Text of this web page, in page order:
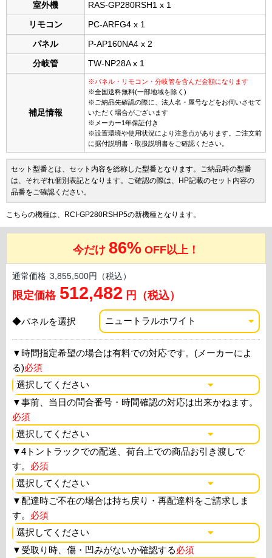
室外機 RAS-GP280RSH1 x 1
リモコン PC-ARFG4 x 1
パネル P-AP160NA4 x 2
分岐管 TW-NP28A x 1
補足情報
※パネル・リモコン・分岐管を含んだ金額になります
※全国送料無料(一部地域を除く)
※ご納品先確認の際に、法人名・屋号などをお伺いさせて
いただく場合がございます
※メーカー1年保証付き
※設置環境や使用状況により注意点があります。ご注文前
に据付説明書・取扱説明書をご確認ください。
セット型番とは、セット内容を総称した型番となります。ご納品時の型番
は、それぞれ個別表記となります。ご確認の際は、HP記載のセット内容の
品番をご確認ください。
こちらの機種は、RCI-GP280RSHP5の新機種となります。
今だけ 86% OFF以上！
通常価格 3,855,500円（税込）
限定価格 512,482 円（税込）
◆パネルを選択
▼時間指定希望の場合は有料での対応です。(メーカーによ
る)必須
▼事前、当日の問合番号・時間確認の対応は出来かねます。
必須
▼4トントラックでの配送、荷台上での商品お引き渡しで
す。 必須
▼配達時ご不在の場合は持ち戻り・再配達料をご請求しま
す。 必須
▼ 受取り時、傷・凹みがないか確認する必須